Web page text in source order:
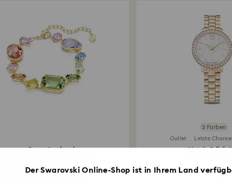
Gema Armband
230 EUR
3 Farben
Outlet Letzte
Matrix 3-link
168 EUR
Der Swarovski Online-Shop ist in Ihrem Land